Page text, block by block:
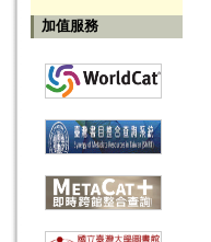
加值服務